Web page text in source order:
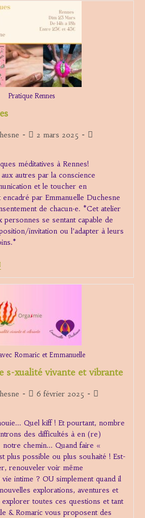
Pratique Rennes
Publication
2 mars 2025
Post
méditatives à Rennes!
autres par la conscience
et le toucher en
par Emmanuelle Duchesne
de chacun·e. *Cet atelier
personnes se sentant capable de
invitation ou l’adapter à leurs
Romaric et Emmanuelle
s-xualité vivante et vibrante
Publication
6 février 2025
Post
Quel kiff ! Et pourtant, nombre
des difficultés à en (re)
chemin... Quand faire «
plus possible ou plus souhaité ! Est-
renouveler voir même
intime ? OU simplement quand il
explorations, aventures et
toutes ces questions et tant
& Romaric vous proposent des